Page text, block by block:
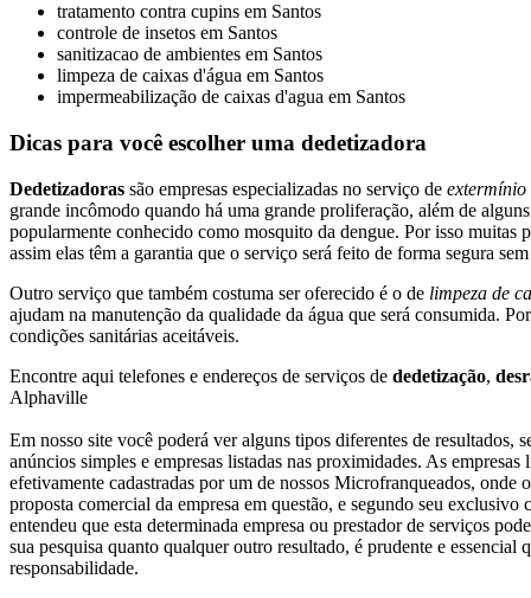
tratamento contra cupins em Santos
controle de insetos em Santos
sanitizacao de ambientes em Santos
limpeza de caixas d'água em Santos
impermeabilização de caixas d'agua em Santos
Dicas para você escolher uma dedetizadora
Dedetizadoras são empresas especializadas no serviço de extermínio
grande incômodo quando há uma grande proliferação, além de
popularmente conhecido como mosquito da dengue. Por isso muitas
assim elas têm a garantia que o serviço será feito de forma segura
Outro serviço que também costuma ser oferecido é o de limpeza de
ajudam na manutenção da qualidade da água que será consumida.
condições sanitárias aceitáveis.
Encontre aqui telefones e endereços de serviços de dedetização,
Alphaville
Em nosso site você poderá ver alguns tipos diferentes de resultados,
anúncios simples e empresas listadas nas proximidades. As
efetivamente cadastradas por um de nossos Microfranqueados,
proposta comercial da empresa em questão, e segundo seu
entendeu que esta determinada empresa ou prestador de serviços
sua pesquisa quanto qualquer outro resultado, é prudente e
responsabilidade.